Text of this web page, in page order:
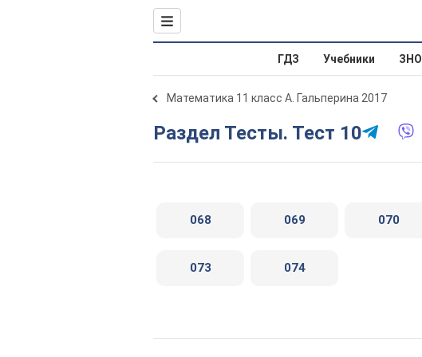
ГДЗ Учебники ЗНО
Математика 11 класс А. Гальперина 2017
Раздел Тесты. Тест 10
068 069 070
073 074